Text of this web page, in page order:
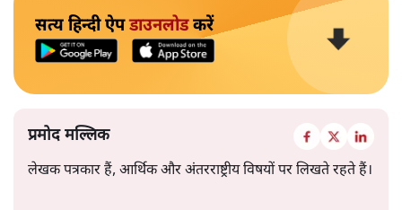
सत्य हिन्दी ऐपडाउनलोडकरें
प्रमोद मल्लिक
लेखक पत्रकार हैं, आर्थिक और अंतरराष्ट्रीय विषयों पर लिखते रहते हैं।